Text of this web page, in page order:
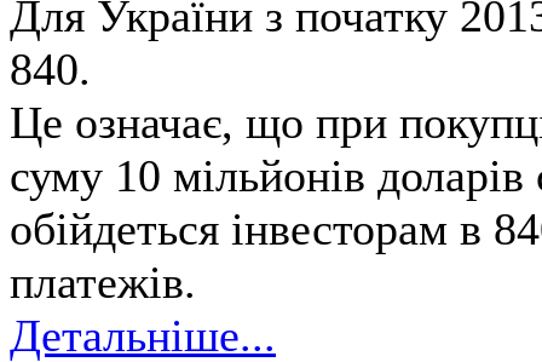
Для України з початку
840.
Це означає, що при
суму 10 мільйонів
обійдеться інвесторам в
платежів.
Детальніше...